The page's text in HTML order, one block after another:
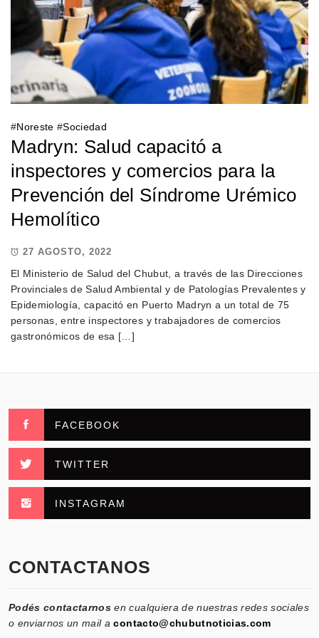
#Noreste #Sociedad
Madryn: Salud capacitó a
inspectores y comercios para la
Prevención del Síndrome Urémico
Hemolítico
27 AGOSTO, 2022
El Ministerio de Salud del Chubut, a través de las Direcciones
Provinciales de Salud Ambiental y de Patologías Prevalentes y
Epidemiología, capacitó en Puerto Madryn a un total de 75
personas, entre inspectores y trabajadores de comercios
gastronómicos de esa […]
FACEBOOK
TWITTER
INSTAGRAM
CONTACTANOS
Podés contactarnos en cualquiera de nuestras redes sociales
o enviarnos un mail acontacto@chubutnoticias.com